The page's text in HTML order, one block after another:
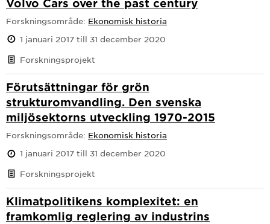
Volvo Cars over the past century
Forskningsområde: Ekonomisk historia
1 januari 2017 till 31 december 2020
Forskningsprojekt
Förutsättningar för grön
strukturomvandling. Den svenska
miljösektorns utveckling 1970-2015
Forskningsområde: Ekonomisk historia
1 januari 2017 till 31 december 2020
Forskningsprojekt
Klimatpolitikens komplexitet: en
framkomlig reglering av industrins